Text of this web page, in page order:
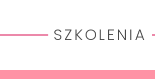
SZKOLENIA